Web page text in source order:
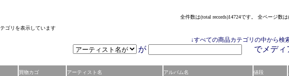
全件数は(total records)14724です。 全ページ数は
ゴリを表示しています
↓すべての商品カテゴリの中から検
が でメデ
買物カゴ アーティスト名 アルバム名 値段